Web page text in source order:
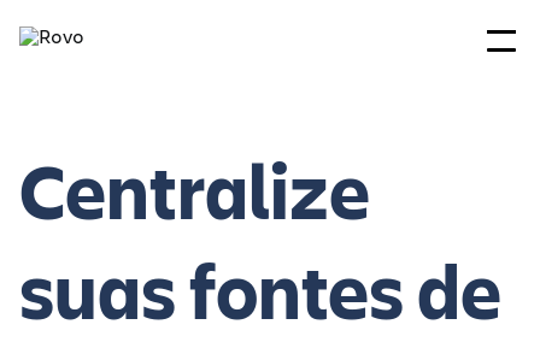
Centralize
suas fontes de